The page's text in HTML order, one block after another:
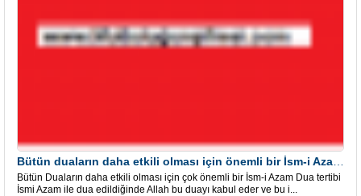
Bütün Duaların daha etkili olması için çok önemli bir İsm-i Azam Dua tertibi
İsmi Azam ile dua edildiğinde Allah bu duayı kabul eder ve bu i...